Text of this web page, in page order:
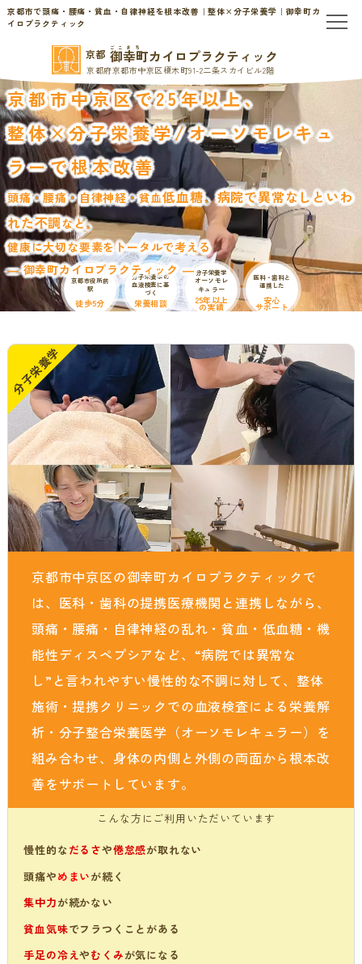
京都市で頭痛・腰痛・貧血・自律神経を根本改善｜整体×分子栄養学｜御幸町カ
イロプラクティック
京都 ごこまち
御幸町カイロプラクティック
京都府京都市中京区榎木町91-2二条スカイビル2階
TOP
当院のご案内
当院について
初めての方へ
お問い合わせ
料金表・会員制度
慢性的なお悩みの方へ
慢性的な頭痛・首こり
腰痛・ぎっくり腰
貧血・低血糖・疲れやすさ
オフィスワークの体の悩み
家事・育児でたまる体の疲れ
年齢とともに変わる体調サポート
血液検査でわかるあなたの健康サイン
患者様の声
分子栄養学/オーソモレキュラー
分子整合栄養医学／オーソモレキュラーとは
分子整合栄養医学／オーソモレキュラーの血液検査と栄養療法
の流れ
体調不良で異常無しといわれてしまうのは？
はじめての栄養相談はこちら
提携医療機関
ニュース＆ブログ
採用情報
京都市中京区で25年以上、
整体×分子栄養学/オーソモレキュ
ラーで根本改善
頭痛・腰痛・自律神経・貧血低血糖、病院で異常なしといわ
れた不調など、
健康に大切な要素をトータルで考える
― 御幸町カイロプラクティック ―
京都市役所前
駅
徒歩5分
分子栄養学の
血液検査に基
づく
栄養相談
分子栄養学
オーソモレ
キュラー
25年以上
の実績
医科・歯科と
連携した
安心
サポート
分子栄養学
京都市中京区の御幸町カイロプラクティックで
は、医科・歯科の提携医療機関と連携しながら、
頭痛・腰痛・自律神経の乱れ・貧血・低血糖・機
能性ディスペプシアなど、“病院では異常な
し”と言われやすい慢性的な不調に対して、整体
施術・提携クリニックでの血液検査による栄養解
析・分子整合栄養医学（オーソモレキュラー）を
組み合わせ、身体の内側と外側の両面から根本改
善をサポートしています。
こんな方にご利用いただいています
慢性的なだるさや倦怠感が取れない
頭痛やめまいが続く
集中力が続かない
貧血気味でフラつくことがある
手足の冷えやむくみが気になる